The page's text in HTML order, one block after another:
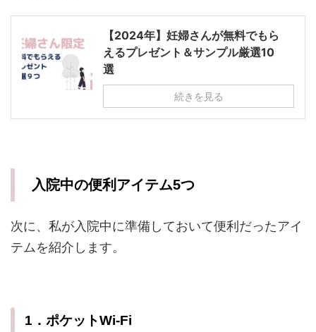
【2024年】妊婦さんが無料でもら
えるプレゼント＆サンプル厳選10
選
続きを見る
入院中の便利アイテム5つ
次に、私が入院中に準備しておいて便利だったアイ
テムを紹介します。
1．ポケットWi-Fi